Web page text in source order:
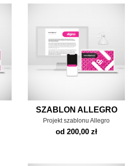
SZABLON ALLEGRO
Projekt szablonu Allegro
od 200,00 zł